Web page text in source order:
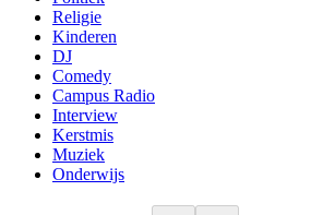
Religie
Kinderen
DJ
Comedy
Campus Radio
Interview
Kerstmis
Muziek
Onderwijs